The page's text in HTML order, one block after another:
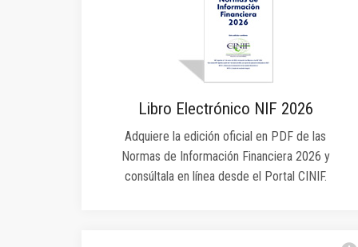
Libro Electrónico NIF 2026
Adquiere la edición oficial en PDF de las
Normas de Información Financiera 2026 y
consúltala en línea desde el Portal CINIF.